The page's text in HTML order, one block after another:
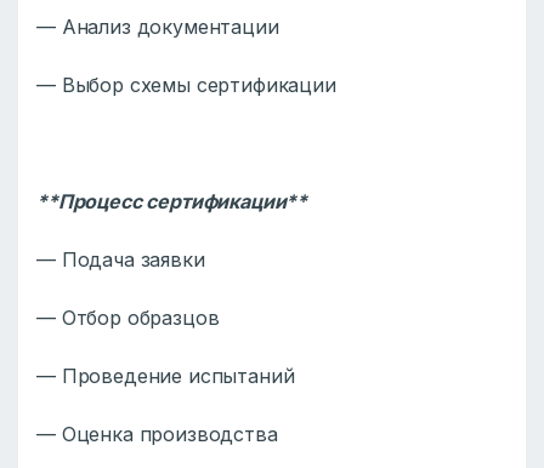
— Анализ документации
— Выбор схемы сертификации
**Процесс сертификации**
— Подача заявки
— Отбор образцов
— Проведение испытаний
— Оценка производства